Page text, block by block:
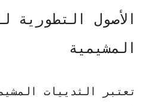
الأصول التطورية
المشيمية
تعتبر الثدييات